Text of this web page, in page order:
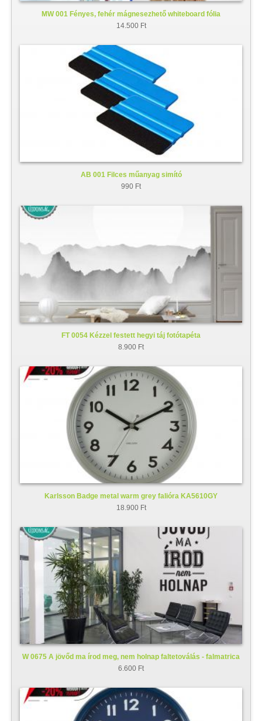
MW 001 Fényes, fehér mágnesezhető whiteboard fólia
14.500 Ft
AB 001 Filces műanyag simító
990 Ft
FT 0054 Kézzel festett hegyi táj fotótapéta
8.900 Ft
Karlsson Badge metal warm grey falióra KA5610GY
18.900 Ft
W 0675 A jövőd ma írod meg, nem holnap faltetoválás - falmatrica
6.600 Ft